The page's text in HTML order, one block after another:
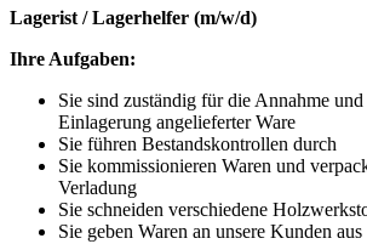
Lagerist / Lagerhelfer (m/w/d)
Ihre Aufgaben:
Sie sind zuständig für die Annahme und
Einlagerung angelieferter Ware
Sie führen Bestandskontrollen durch
Sie kommissionieren Waren und
Verladung
Sie schneiden verschiedene
Sie geben Waren an unsere Kunden aus